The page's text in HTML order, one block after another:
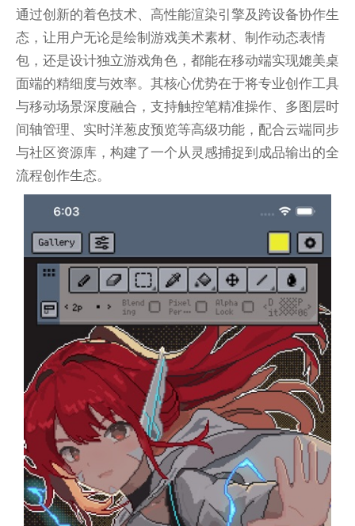
通过创新的着色技术、高性能渲染引擎及跨设备协作生
态，让用户无论是绘制游戏美术素材、制作动态表情
包，还是设计独立游戏角色，都能在移动端实现媲美桌
面端的精细度与效率。其核心优势在于将专业创作工具
与移动场景深度融合，支持触控笔精准操作、多图层时
间轴管理、实时洋葱皮预览等高级功能，配合云端同步
与社区资源库，构建了一个从灵感捕捉到成品输出的全
流程创作生态。